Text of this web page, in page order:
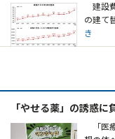
建設
の建て
き
「やせる薬」の誘惑に
「医